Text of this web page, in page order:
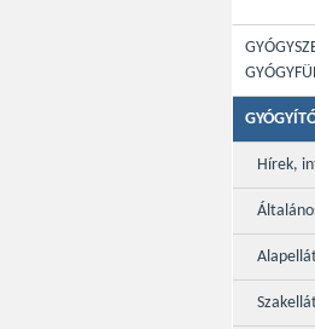
Hírek,